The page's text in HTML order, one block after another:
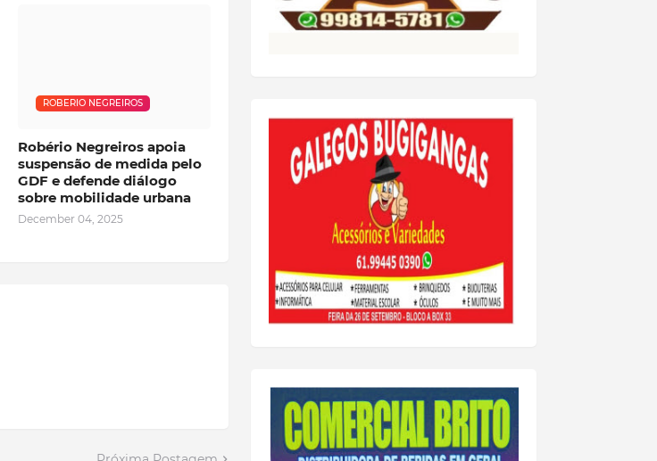
ROBERIO NEGREIROS
Robério Negreiros apoia
suspensão de medida pelo
GDF e defende diálogo
sobre mobilidade urbana
December 04, 2025